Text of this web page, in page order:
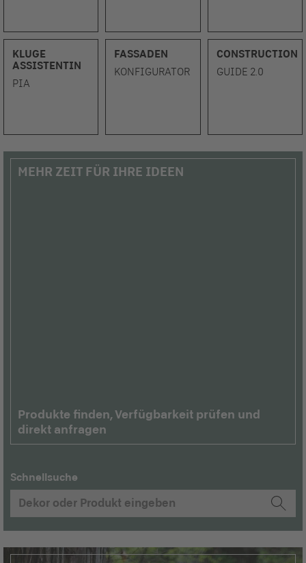
KLUGE
ASSISTENTIN
PIA
FASSADEN
KONFIGURATOR
CONSTRUCTION
GUIDE 2.0
MEHR ZEIT FÜR IHRE IDEEN
Produkte finden, Verfügbarkeit prüfen und
direkt anfragen
Schnellsuche